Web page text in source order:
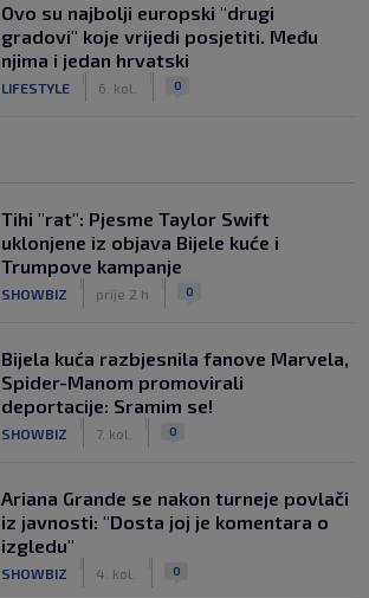
Ovo su najbolji europski "drugi
gradovi" koje vrijedi posjetiti. Među
njima i jedan hrvatski
LIFESTYLE 6. kol. 0
Tihi "rat": Pjesme Taylor Swift
uklonjene iz objava Bijele kuće i
Trumpove kampanje
SHOWBIZ prije 2 h 0
Bijela kuća razbjesnila fanove Marvela,
Spider-Manom promovirali
deportacije: Sramim se!
SHOWBIZ 7. kol. 0
Ariana Grande se nakon turneje povlači
iz javnosti: "Dosta joj je komentara o
izgledu"
SHOWBIZ 4. kol. 0